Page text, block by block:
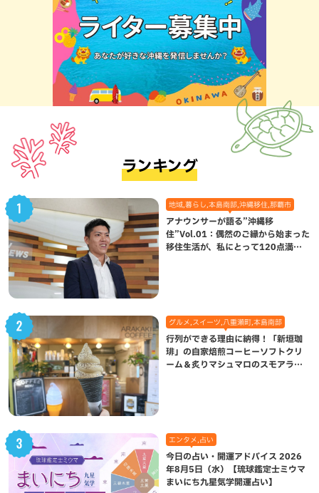
ランキング
地域,暮らし,本島南部,沖縄移住,那覇市
アナウンサーが語る”沖縄移
住”Vol.01：偶然のご縁から始まった
移住生活が、私にとって120点満点
グルメ,スイーツ,八重瀬町,本島南部
行列ができる理由に納得！「新垣珈
琲」の自家焙煎コーヒーソフトクリ
ーム＆炙りマシュマロのスモアラテ
エンタメ,占い
今日の占い・開運アドバイス 2026
年8月5日（水）【琉球鑑定士ミウマ
まいにち九星気学開運占い】